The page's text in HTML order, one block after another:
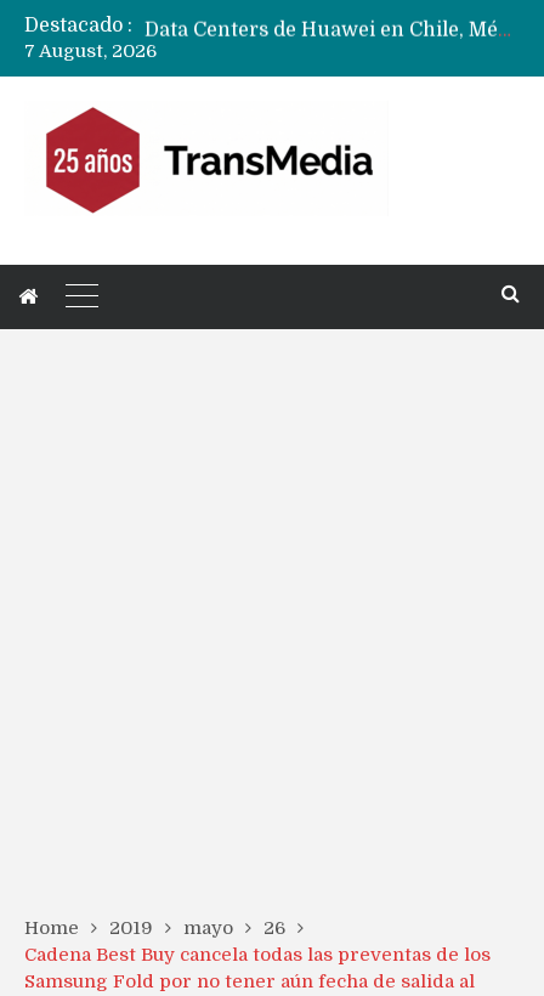
Destacado :
7 August, 2026
Home 2019 mayo
26
Cadena Best Buy cancela todas las preventas de los
Samsung Fold por no tener aún fecha de salida al